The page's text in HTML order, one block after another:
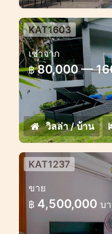
บ้าน 3 ห้องนอ
ขนาดใหญ่ใกล้
บ้านสวยพร้อมสว
KAT1603
เช่าจาก
฿ 80,000 —
วิลล่า / บ้าน
KAT1237
ขาย
฿ 4,500,000 บ